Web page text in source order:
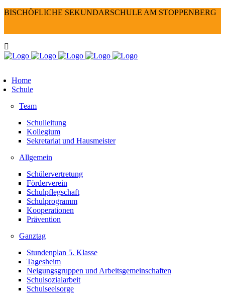
BISCHÖFLICHE SEKUNDARSCHULE AM STOPPENBERG
Home
Schule
Team
Schulleitung
Kollegium
Sekretariat und Hausmeister
Allgemein
Schülervertretung
Förderverein
Schulpflegschaft
Schulprogramm
Kooperationen
Prävention
Ganztag
Stundenplan 5. Klasse
Tagesheim
Neigungsgruppen und Arbeitsgemeinschaften
Schulsozialarbeit
Schulseelsorge